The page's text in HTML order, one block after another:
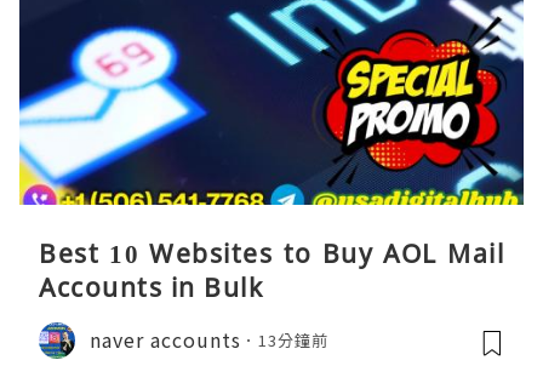
Best 10 Websites to Buy AOL Mail
Accounts in Bulk
naver accounts 13分鐘前